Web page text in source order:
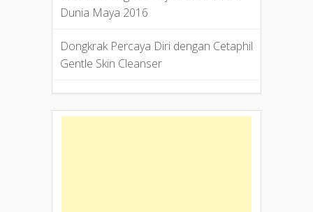
Dunia Maya 2016
Dongkrak Percaya Diri dengan Cetaphil
Gentle Skin Cleanser